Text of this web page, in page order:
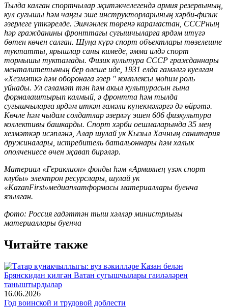
Тылда калган спортчылар җитәкчелегендә армия резервының,
кул сугышы һәм чаңгы эше инструкторларының хәрби-физик
әзерлеге үткәрелде. Эшчәнлек төренә карамастан, СССРның
һәр гражданины фронттагы сугышчыларга ярдәм итүгә
бөтен көчен салган. Шуңа күрә спорт объектлары төзелешне
туктатты, ярышлар саны кимеде, әмма илдә спорт
тормышы туктамады. Физик культура СССР гражданнары
менталитетының бер өлеше иде, 1931 елда гамәлгә куелган
«Хезмәткә һәм оборонага әзер " комплексы мөһим роль
уйнады. Ул сәламәт тән һәм акыл культурасын гына
формалаштырып калмый, ә фронтта һәм тылда
сугышчыларга ярдәм иткән гамәли күнекмәләргә дә өйрәтә.
Көчле һәм чыдам солдатлар әзерләү эшен 606 физкультура
коллективы башкарды. Спорт хәрби оешмаларында 35 мең
хезмәткәр исәпләнә, Алар шулай ук Кызыл Хачның санитария
дружиналары, истребитель батальоннары һәм халык
ополчениесе өчен җавап бирәләр.
Материал «Гераклион» фонды һәм «Армиянең үзәк спорт
клубы» электрон ресурслары, шулай ук
«KazanFirst»медиаплатформасы материаллары буенча
язылган.
фото: Россия гадәттән тыш хәлләр министрлыгы
материаллары буенча
Читайте также
16.06.2026
Год воинской и трудовой доблести